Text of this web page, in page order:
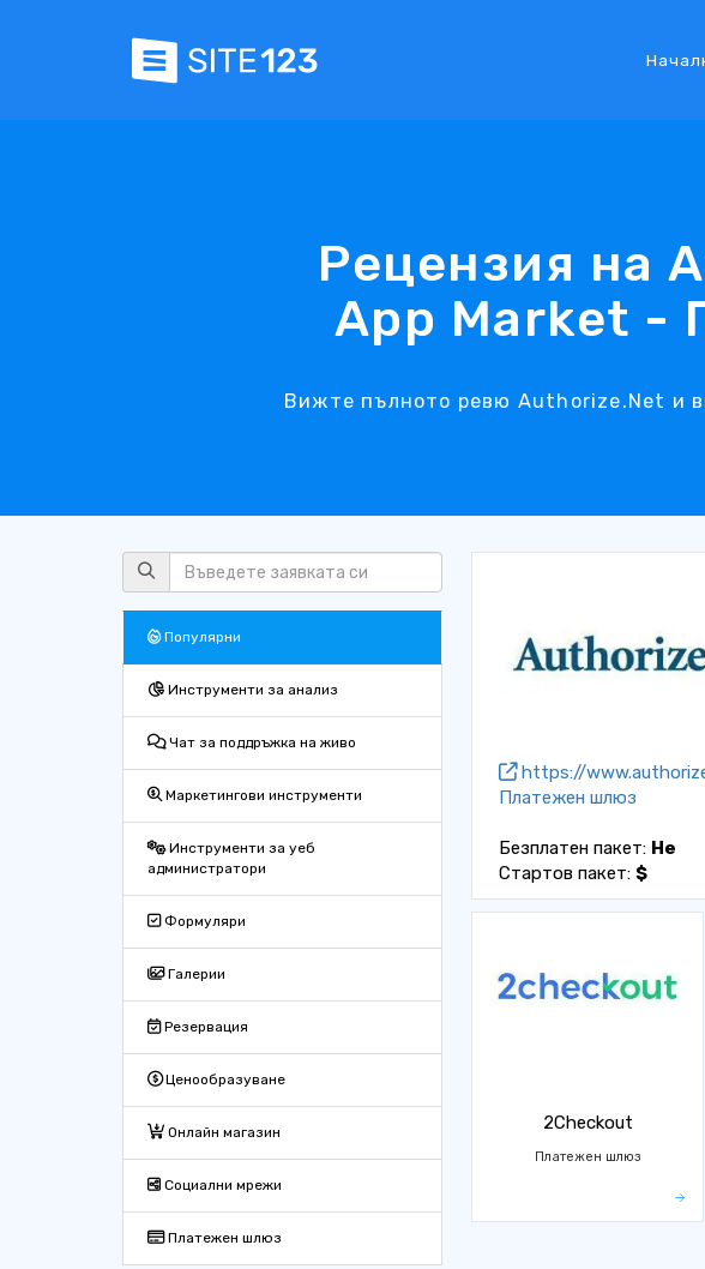
Рецензия на
App Market -
Вижте пълното ревю Authorize.Net и
Популярни
Инструменти за анализ
Чат за поддръжка на живо
Маркетингови инструменти
Инструменти за уеб
администратори
Формуляри
Галерии
Резервация
Ценообразуване
Онлайн магазин
Социални мрежи
Платежен шлюз
https://
Платежен шлюз
Безплатен пакет: Не
Стартов пакет: $
2Checkout
Платежен шлюз